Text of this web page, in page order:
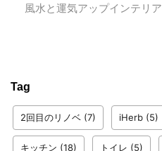
風水と運気アップインテリア
Tag
2回目のリノベ (7) iHerb (5)
キッチン (18) トイレ (5)